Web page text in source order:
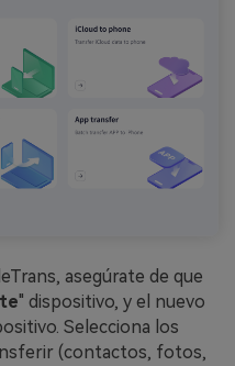
asegúrate de que
" dispositivo, y el nuevo
Selecciona los
(contactos, fotos,